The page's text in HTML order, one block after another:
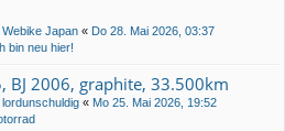
Webike Japan « Do 28. Mai 2026, 03:37
bin neu hier!
BJ 2006, graphite, 33.500km
lordunschuldig « Mo 25. Mai 2026, 19:52